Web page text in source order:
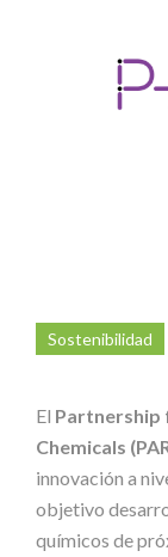
Sostenibilidad
El Partnership
Chemicals
innovación a
objetivo
químicos de